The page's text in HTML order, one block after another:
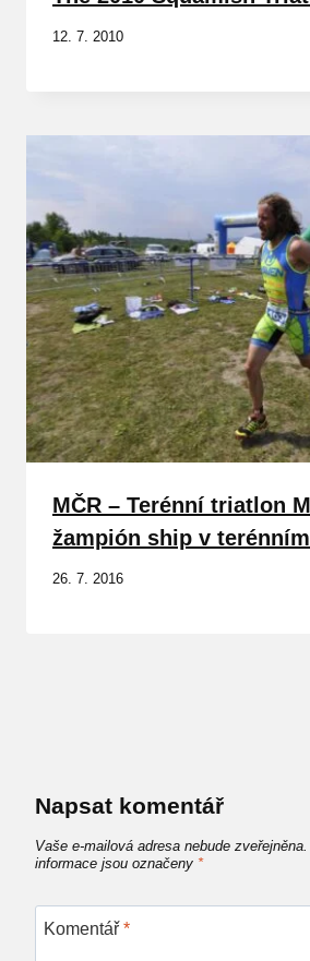
12. 7. 2010
MČR – Terénní triatlon
žampión ship v
26. 7. 2016
Napsat komentář
Vaše e-mailová adresa nebude zveřejněna.
informace jsou označeny *
Komentář*